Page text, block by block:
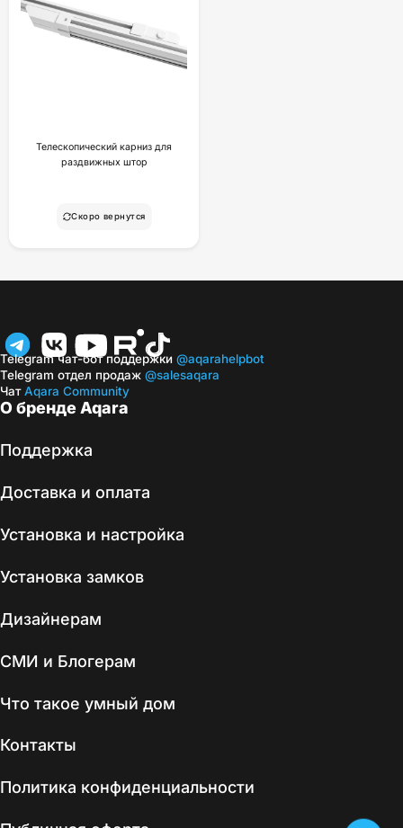
Телескопический карниз для
раздвижных штор
Скоро вернутся
О бренде Aqara
Поддержка
Доставка и оплата
Установка и настройка
Установка замков
Дизайнерам
СМИ и Блогерам
Что такое умный дом
Контакты
Политика конфиденциальности
Telegram чат-бот поддержки @aqarahelpbot
Telegram отдел продаж @salesaqara
ЧатAqara Community